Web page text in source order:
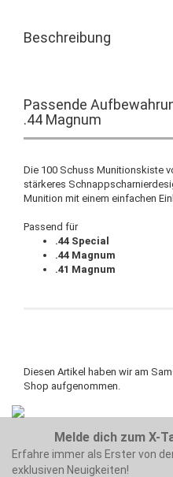
Beschreibung
Passende
.44 Magnum
Die 100 Schuss Munitionskiste
stärkeres
Munition mit einem einfachen
Passend für
.44 Special
.44 Magnum
.41 Magnum
Diesen Artikel haben wir am
Shop aufgenommen.
Melde dich zum X-
Erfahre immer als Erster von
exklusiven Neuigkeiten!